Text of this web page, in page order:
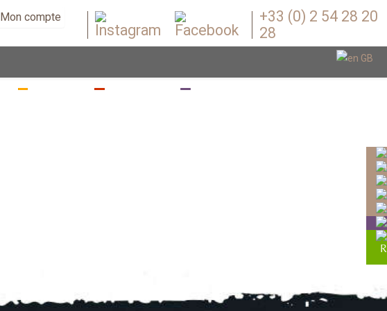
+33 (0) 2 54 28 20
28
Mon compte
DES LIEUX POUR VOUS